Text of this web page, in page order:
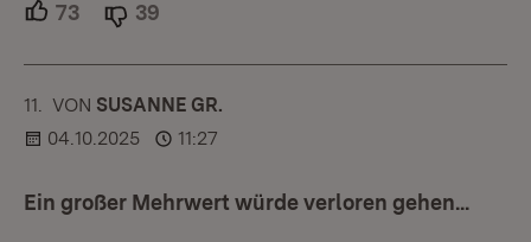
73 Unterstützer.
39
11. KOMMENTAR
VON :SUSANNE GR.
04.10.2025
11:27
Ein großer Mehrwert würde verloren gehen...